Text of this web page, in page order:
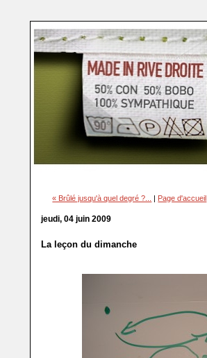
« Brûlé jusqu'à quel degré ?... | Page d'accueil
jeudi, 04 juin 2009
La leçon du dimanche